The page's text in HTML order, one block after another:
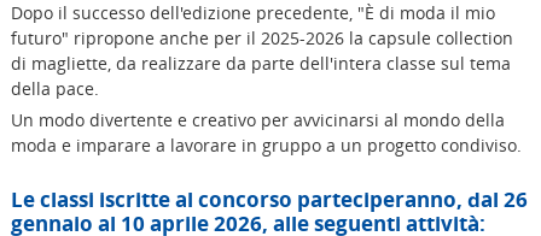
Dopo il successo dell'edizione precedente, "È di moda il mio
futuro" ripropone anche per il 2025-2026 la capsule collection
di magliette, da realizzare da parte dell'intera classe sul tema
della pace.
Un modo divertente e creativo per avvicinarsi al mondo della
moda e imparare a lavorare in gruppo a un progetto condiviso.
Le classi iscritte al concorso parteciperanno, dal 26
gennaio al 10 aprile 2026, alle seguenti attività: